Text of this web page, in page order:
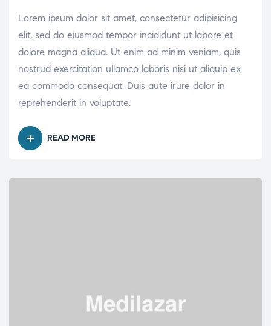
Lorem ipsum dolor sit amet, consectetur adipisicing
elit, sed do eiusmod tempor incididunt ut labore et
dolore magna aliqua. Ut enim ad minim veniam, quis
nostrud exercitation ullamco laboris nisi ut aliquip ex
ea commodo consequat. Duis aute irure dolor in
reprehenderit in voluptate.
READ MORE